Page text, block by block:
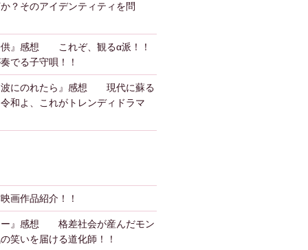
？そのアイデンティティを問
供』感想 これぞ、観るα派！！
でる子守唄！！
波にのれたら』感想 現代に蘇る
和よ、これがトレンディドラマ
画作品紹介！！
ー』感想 格差社会が産んだモン
笑いを届ける道化師！！